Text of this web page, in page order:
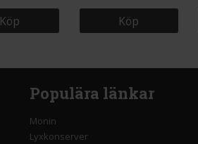
Köp Köp
Populära länkar
Monin
Lyxkonserver